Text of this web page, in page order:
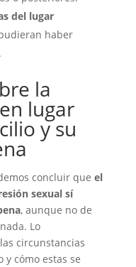
del lugar
haber
la
lugar
y su
concluir que el
sexual sí
, aunque no de
Lo
circunstancias
y cómo estas se